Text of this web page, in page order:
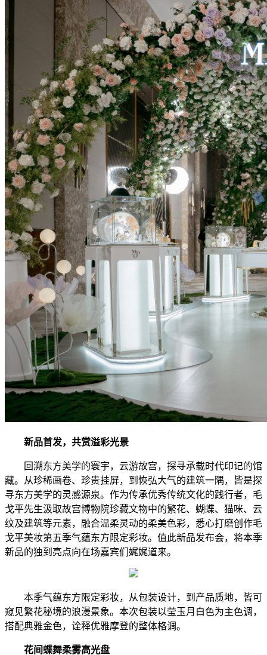
新品首发，共赏溢彩光景
回溯东方美学的寰宇，云游故宫，探寻承载时代印记的馆
藏。从珍稀画卷、珍贵挂屏，到恢弘大气的建筑一隅，皆是探
寻东方美学的灵感源泉。作为传承优秀传统文化的践行者，毛
戈平先生汲取故宫博物院珍藏文物中的繁花、蝴蝶、猫咪、云
纹及建筑等元素，融合温柔灵动的柔美色彩，悉心打磨创作毛
戈平美妆第五季气蕴东方限定彩妆。值此新品发布会，将本季
新品的独到亮点向在场嘉宾们娓娓道来。
本季气蕴东方限定彩妆，从包装设计，到产品质地，皆可
窥见繁花秘境的浪漫景象。本次包装以莹玉月白色为主色调，
搭配典雅金色，诠释优雅摩登的整体格调。
花间蝶舞柔雾高光盘